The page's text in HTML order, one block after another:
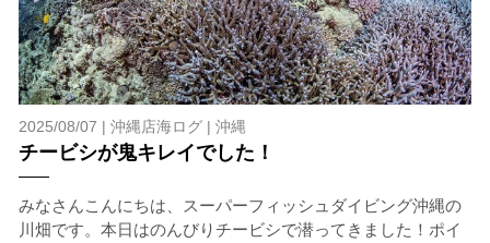
2025/08/07 | 沖縄店海ログ| 沖縄
チービシが鬼キレイでした！
みなさんこんにちは、スーパーフィッシュダイビング沖縄の
川畑です。本日はのんびりチービシで潜ってきました！ポイ